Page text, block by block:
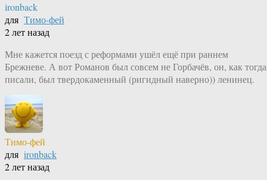
ironback
для Тимо-фей
2 лет назад
Мне кажется поезд с реформами ушёл ещё при раннем
Брежневе. А вот Романов был совсем не Горбачёв, он, как тогда
писали, был твердокаменный (ригидный наверно)) ленинец.
Тимо-фей
для ironback
2 лет назад